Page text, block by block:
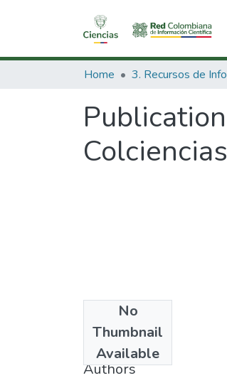
Home
No
Thumbnail
Available
1991
Authors